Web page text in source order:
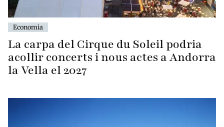
Economia
La carpa del Cirque du Soleil podria
acollir concerts i nous actes a Andorra
la Vella el 2027